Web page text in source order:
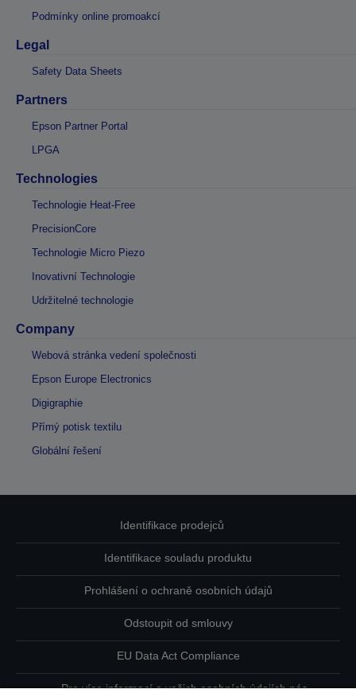
Podmínky online promoakcí
Legal
Safety Data Sheets
Partners
Epson Partner Portal
LPGA
Technologies
Technologie Heat-Free
PrecisionCore
Technologie Micro Piezo
Inovativní Technologie
Udržitelné technologie
Company
Webová stránka vedení společnosti
Epson Europe Electronics
Digigraphie
Přímý potisk textilu
Globální řešení
Identifikace prodejců
Identifikace souladu produktu
Prohlášení o ochraně osobních údajů
Odstoupit od smlouvy
EU Data Act Compliance